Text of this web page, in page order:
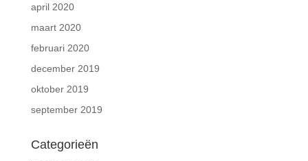
april 2020
maart 2020
februari 2020
december 2019
oktober 2019
september 2019
Categorieën